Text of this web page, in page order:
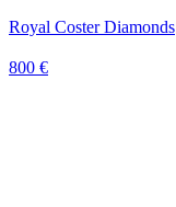
Royal Coster Diamonds
800 €